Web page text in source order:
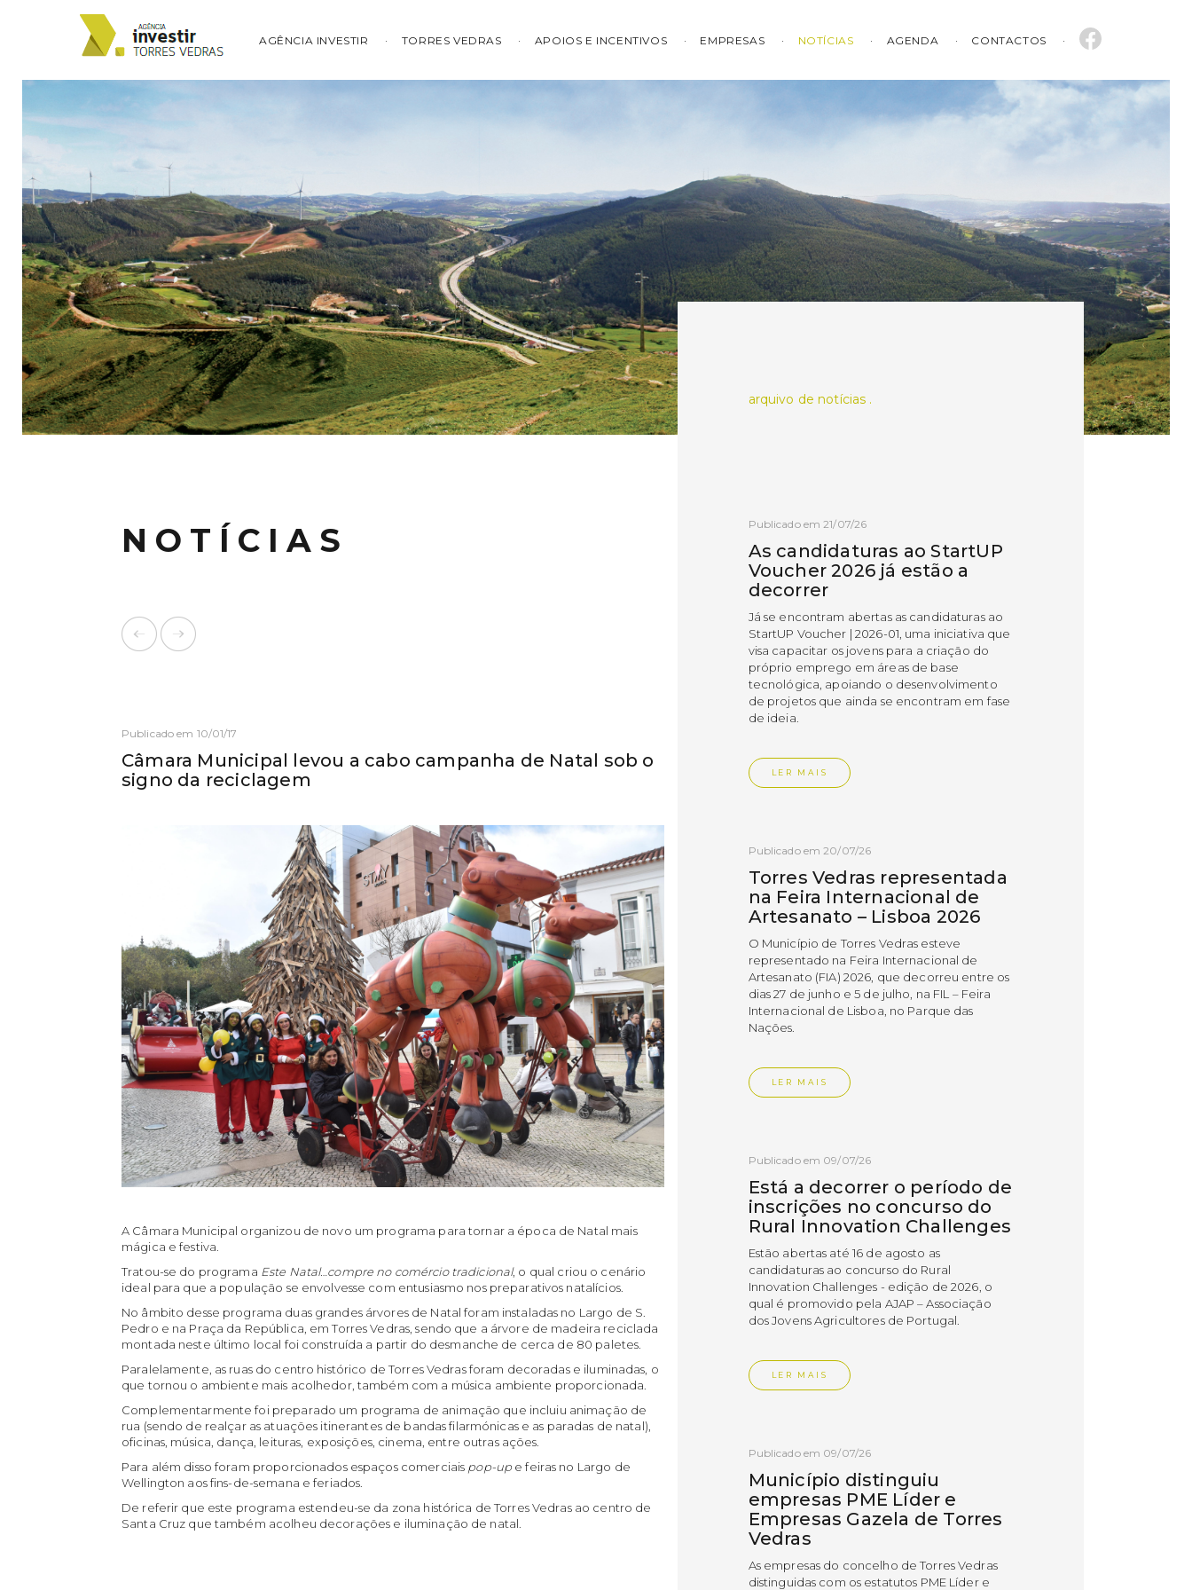
AGÊNCIA INVESTIR TORRES VEDRAS APOIOS E INCENTIVOS EMPRESAS NOTÍCIAS AGENDA CONTACTOS
NOTÍCIAS
Publicado em 10/01/17
Câmara Municipal levou a cabo campanha de Natal sob o
signo da reciclagem
A Câmara Municipal organizou de novo um programa para tornar a época de Natal mais
mágica e festiva.
Tratou-se do programa Este Natal…compre no comércio tradicional, o qual criou o cenário
ideal para que a população se envolvesse com entusiasmo nos preparativos natalícios.
No âmbito desse programa duas grandes árvores de Natal foram instaladas no Largo de S.
Pedro e na Praça da República, em Torres Vedras, sendo que a árvore de madeira reciclada
montada neste último local foi construída a partir do desmanche de cerca de 80 paletes.
Paralelamente, as ruas do centro histórico de Torres Vedras foram decoradas e iluminadas, o
que tornou o ambiente mais acolhedor, também com a música ambiente proporcionada.
Complementarmente foi preparado um programa de animação que incluiu animação de
rua (sendo de realçar as atuações itinerantes de bandas filarmónicas e as paradas de natal),
oficinas, música, dança, leituras, exposições, cinema, entre outras ações.
Para além disso foram proporcionados espaços comerciais pop-up e feiras no Largo de
Wellington aos fins-de-semana e feriados.
De referir que este programa estendeu-se da zona histórica de Torres Vedras ao centro de
Santa Cruz que também acolheu decorações e iluminação de natal.
arquivo de notícias .
Publicado em 21/07/26
As candidaturas ao StartUP
Voucher 2026 já estão a
decorrer
Já se encontram abertas as candidaturas ao
StartUP Voucher | 2026-01, uma iniciativa que
visa capacitar os jovens para a criação do
próprio emprego em áreas de base
tecnológica, apoiando o desenvolvimento
de projetos que ainda se encontram em fase
de ideia.
LER MAIS
Publicado em 20/07/26
Torres Vedras representada
na Feira Internacional de
Artesanato – Lisboa 2026
O Município de Torres Vedras esteve
representado na Feira Internacional de
Artesanato (FIA) 2026, que decorreu entre os
dias 27 de junho e 5 de julho, na FIL – Feira
Internacional de Lisboa, no Parque das
Nações.
LER MAIS
Publicado em 09/07/26
Está a decorrer o período de
inscrições no concurso do
Rural Innovation Challenges
Estão abertas até 16 de agosto as
candidaturas ao concurso do Rural
Innovation Challenges - edição de 2026, o
qual é promovido pela AJAP – Associação
dos Jovens Agricultores de Portugal.
LER MAIS
Publicado em 09/07/26
Município distinguiu
empresas PME Líder e
Empresas Gazela de Torres
Vedras
As empresas do concelho de Torres Vedras
distinguidas com os estatutos PME Líder e